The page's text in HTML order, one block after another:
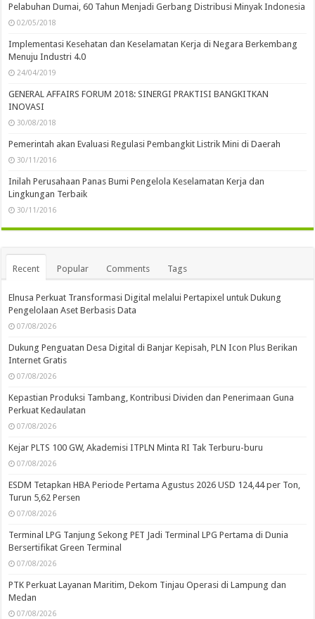
Pelabuhan Dumai, 60 Tahun Menjadi Gerbang Distribusi Minyak Indonesia
02/05/2018
Implementasi Kesehatan dan Keselamatan Kerja di Negara Berkembang
Menuju Industri 4.0
24/04/2019
GENERAL AFFAIRS FORUM 2018: SINERGI PRAKTISI BANGKITKAN
INOVASI
30/08/2018
Pemerintah akan Evaluasi Regulasi Pembangkit Listrik Mini di Daerah
30/11/2016
Inilah Perusahaan Panas Bumi Pengelola Keselamatan Kerja dan
Lingkungan Terbaik
30/11/2016
Recent Popular Comments Tags
Elnusa Perkuat Transformasi Digital melalui Pertapixel untuk Dukung
Pengelolaan Aset Berbasis Data
07/08/2026
Dukung Penguatan Desa Digital di Banjar Kepisah, PLN Icon Plus Berikan
Internet Gratis
07/08/2026
Kepastian Produksi Tambang, Kontribusi Dividen dan Penerimaan Guna
Perkuat Kedaulatan
07/08/2026
Kejar PLTS 100 GW, Akademisi ITPLN Minta RI Tak Terburu-buru
07/08/2026
ESDM Tetapkan HBA Periode Pertama Agustus 2026 USD 124,44 per Ton,
Turun 5,62 Persen
07/08/2026
Terminal LPG Tanjung Sekong PET Jadi Terminal LPG Pertama di Dunia
Bersertifikat Green Terminal
07/08/2026
PTK Perkuat Layanan Maritim, Dekom Tinjau Operasi di Lampung dan
Medan
07/08/2026